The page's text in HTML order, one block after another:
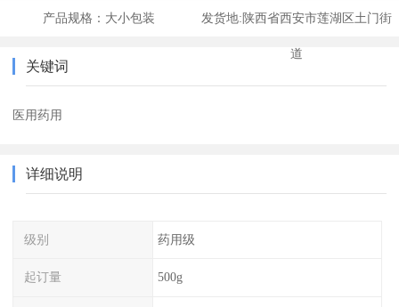
产品规格： 大小包装 发货地:陕西省西安市莲湖区土门街
道
关键词
医用药用
详细说明
级别 药用级
起订量 500g